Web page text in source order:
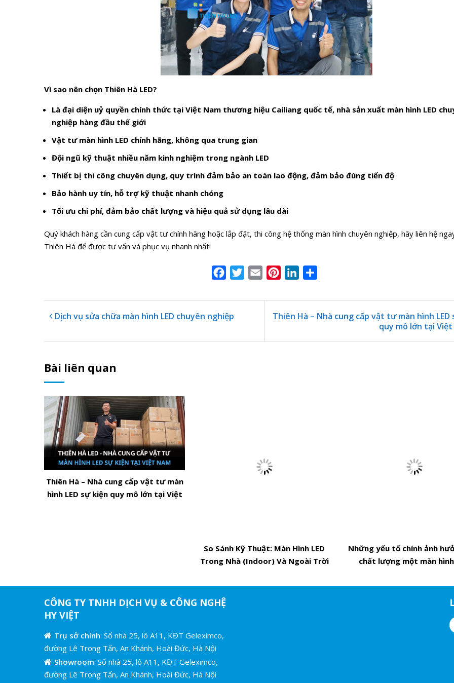
Vì sao nên chọn Thiên Hà LED?
Là đại diện uỷ quyền chính thức tại Việt Nam thương hiệu Cailiang quốc tế, nhà sản xuất màn hình LED
nghiệp hàng đầu thế giới
Vật tư màn hình LED chính hãng, không qua trung gian
Đội ngũ kỹ thuật nhiều năm kinh nghiệm trong ngành LED
Thiết bị thi công chuyên dụng, quy trình đảm bảo an toàn lao động, đảm bảo đúng tiến độ
Bảo hành uy tín, hỗ trợ kỹ thuật nhanh chóng
Tối ưu chi phí, đảm bảo chất lượng và hiệu quả sử dụng lâu dài
Quý khách hàng cần cung cấp vật tư chính hãng hoặc lắp đặt, thi công hệ thống màn hình chuyên nghiệp, hãy liên hệ
Thiên Hà để được tư vấn và phục vụ nhanh nhất!
FacebookTwitterEmail PinterestLinkedIn
Dịch vụ sửa chữa màn hình LED chuyên nghiệp
Thiên Hà – Nhà cung cấp vật tư màn hình LED
quy mô lớn tại
Bài liên quan
Thiên Hà – Nhà cung cấp vật tư màn
hình LED sự kiện quy mô lớn tại Việt
(Outdoor)
Những yếu tố chính ảnh
chất lượng một màn hình
CÔNG TY TNHH DỊCH VỤ & CÔNG NGHỆ
HY VIỆT
Trụ sở chính: Số nhà 25, lô A11, KĐT Geleximco,
đường Lê Trọng Tấn, An Khánh, Hoài Đức, Hà Nội
Showroom: Số nhà 25, lô A11, KĐT Geleximco,
đường Lê Trọng Tấn, An Khánh, Hoài Đức, Hà Nội